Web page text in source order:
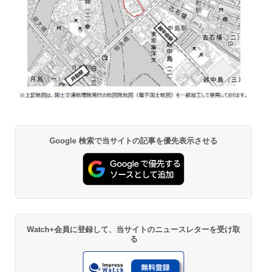
Google 検索で当サイトの記事を優先表示させる
Watch+会員に登録して、当サイトのニュースレターを受け取
る